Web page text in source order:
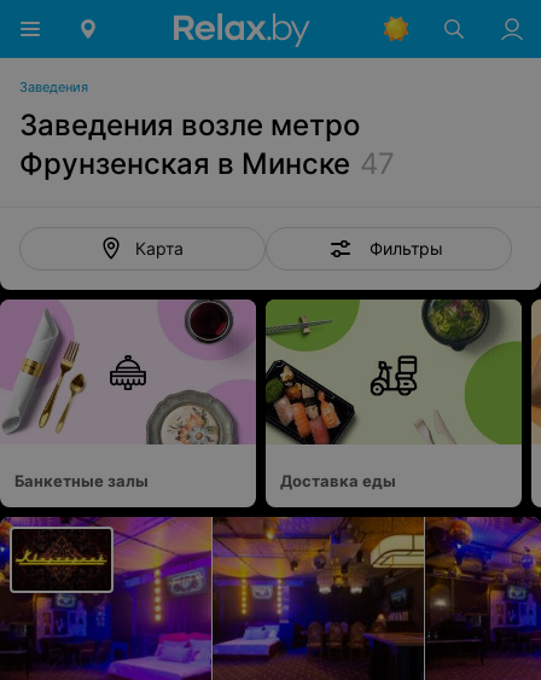
Заведения
Заведения возле метро
Фрунзенская в Минске 47
Карта Фильтры
Банкетные залы Доставка еды